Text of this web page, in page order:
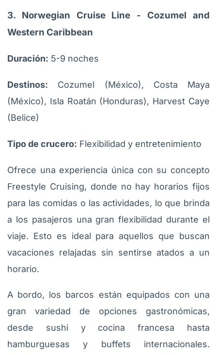
3. Norwegian Cruise Line - Cozumel and
Western Caribbean
Duración: 5-9 noches
Destinos: Cozumel (México), Costa Maya
(México), Isla Roatán (Honduras), Harvest Caye
(Belice)
Tipo de crucero: Flexibilidad y entretenimiento
Ofrece una experiencia única con su concepto
Freestyle Cruising, donde no hay horarios fijos
para las comidas o las actividades, lo que brinda
a los pasajeros una gran flexibilidad durante el
viaje. Esto es ideal para aquellos que buscan
vacaciones relajadas sin sentirse atados a un
horario.
A bordo, los barcos están equipados con una
gran variedad de opciones gastronómicas,
desde sushi y cocina francesa hasta
hamburguesas y buffets internacionales.